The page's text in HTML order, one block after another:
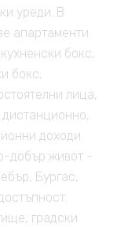
уреди. В
апартаменти:
бокс;
бокс;
лица,
доходи.
добър живот -
Бургас,
градски